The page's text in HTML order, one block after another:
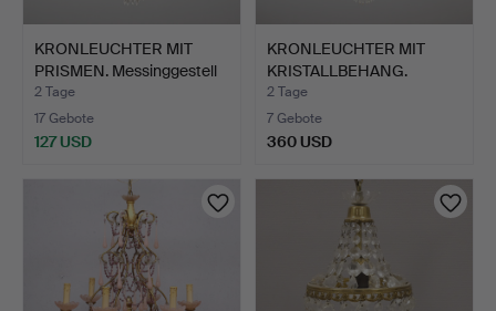
KRONLEUCHTER MIT
PRISMEN. Messinggestell
m…
2 Tage
17 Gebote
127 USD
KRONLEUCHTER MIT
KRISTALLBEHANG.
Messingge…
2 Tage
7 Gebote
360 USD